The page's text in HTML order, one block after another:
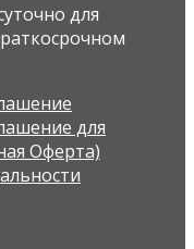
для
для
Оферта)